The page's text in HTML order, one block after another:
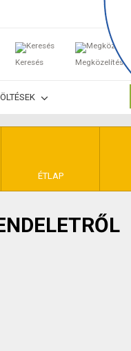
Keresés Megközelítés
ÉTLAP